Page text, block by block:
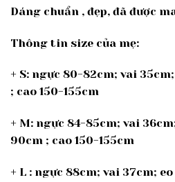
Dáng chuẩn , đẹp, đã được
Thông tin size của mẹ:
+ S: ngực 80-82cm; vai
; cao 150-155cm
+ M: ngực 84-85cm; vai
90cm ; cao 150-155cm
+ L : ngực 88cm; vai 37cm;